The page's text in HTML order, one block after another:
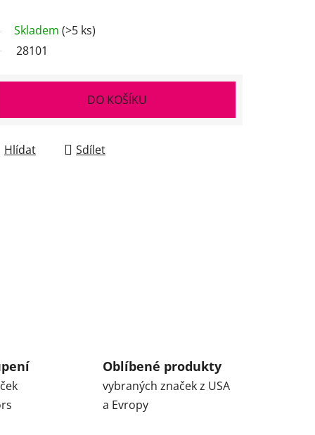
Skladem (>5 ks)
28101
DO KOŠÍKU
Hlídat Sdílet
Oblíbené produkty
vybraných značek z USA
a Evropy